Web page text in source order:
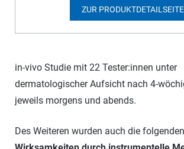
ZUR PRODUKTDETAILSEITE
in-vivo Studie mit 22 Tester:innen unter
dermatologischer Aufsicht nach 4-
jeweils morgens und abends.
Des Weiteren wurden auch die folgenden